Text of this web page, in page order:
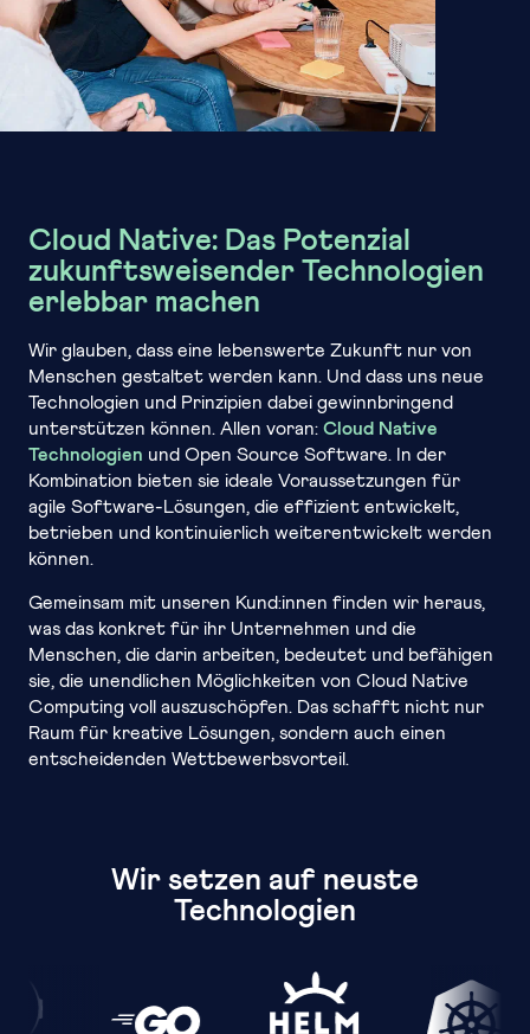
Cloud Native: Das Potenzial
zukunftsweisender Technologien
erlebbar machen
Wir glauben, dass eine lebenswerte Zukunft nur von
Menschen gestaltet werden kann. Und dass uns neue
Technologien und Prinzipien dabei gewinnbringend
unterstützen können. Allen voran: Cloud Native
Technologien und Open Source Software. In der
Kombination bieten sie ideale Voraussetzungen für
agile Software-Lösungen, die effizient entwickelt,
betrieben und kontinuierlich weiterentwickelt werden
können.
Gemeinsam mit unseren Kund:innen finden wir heraus,
was das konkret für ihr Unternehmen und die
Menschen, die darin arbeiten, bedeutet und befähigen
sie, die unendlichen Möglichkeiten von Cloud Native
Computing voll auszuschöpfen. Das schafft nicht nur
Raum für kreative Lösungen, sondern auch einen
entscheidenden Wettbewerbsvorteil.
Wir setzen auf neuste
Technologien